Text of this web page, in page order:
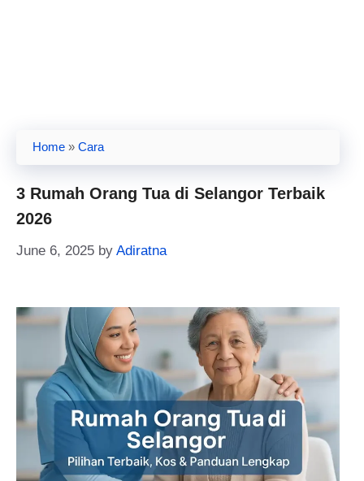
Home » Cara
3 Rumah Orang Tua di Selangor Terbaik
2026
June 6, 2025 by Adiratna